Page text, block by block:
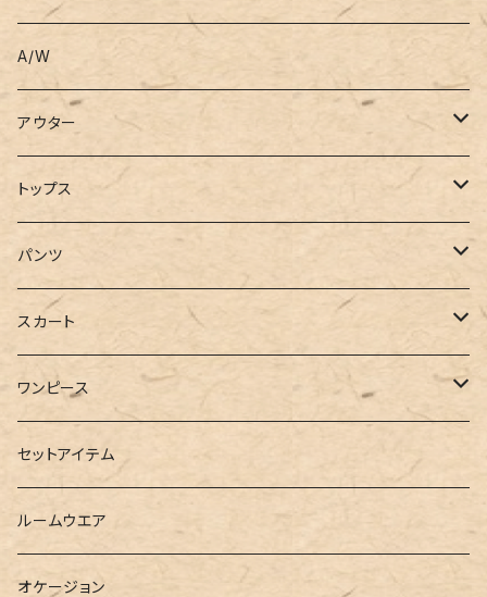
A/W
アウター
コート
ジャケット
ブルゾン
ロングシャツ
ダウンジャケット
ベスト
トップス
Tシャツ
カットソー
半袖
スウェット・パーカー
ニット
シャツ
ブラウス
パンツ
デニム
スキニー
ショートパンツ
ハーフパンツ
スウェット
スカート
ロング
ミニ
その他
ワンピース
シャツワンピース
スウェットワンピース
パーカーワンピース
セットアイテム
ルームウエア
オケージョン